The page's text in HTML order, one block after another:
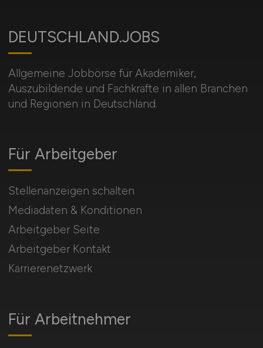
DEUTSCHLAND.JOBS
Allgemeine Jobbörse für Akademiker,
Auszubildende und Fachkräfte in allen Branchen
und Regionen in Deutschland.
Für Arbeitnehmer
Für Arbeitgeber
Stellenanzeigen schalten
Mediadaten & Konditionen
Arbeitgeber Seite
Arbeitgeber Kontakt
Karrierenetzwerk